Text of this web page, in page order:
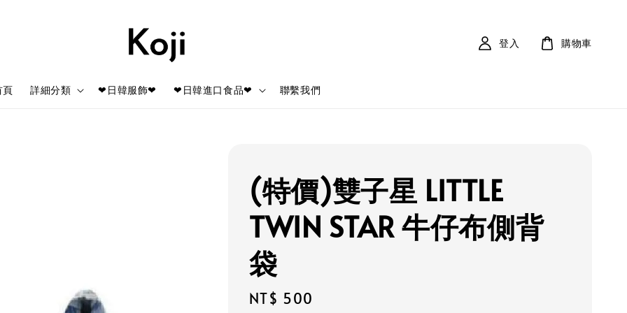
頁 詳細分類 ❤日韓服飾❤ ❤日韓進口食品❤ 聯繫我們
登入 購物車
(特價)雙子星 LITTLE
TWIN STAR 牛仔布側背
袋
Regular
NT$ 500